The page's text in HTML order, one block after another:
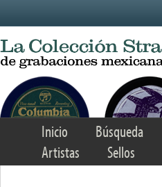
Inicio Búsqueda
Artistas
Sellos